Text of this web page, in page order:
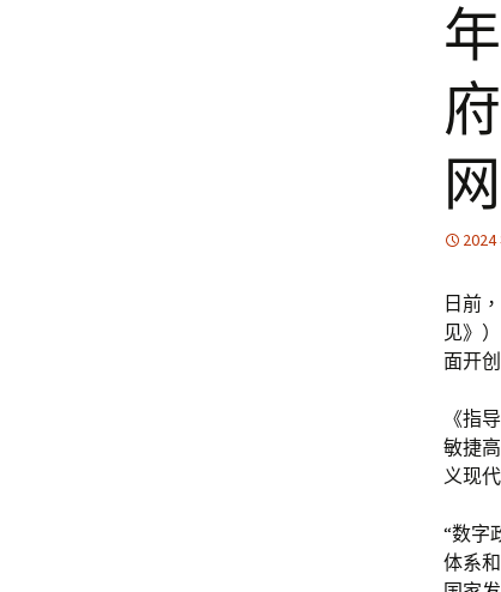
2024
日前
见》
面开
《指
敏捷
义现
“数字
体系